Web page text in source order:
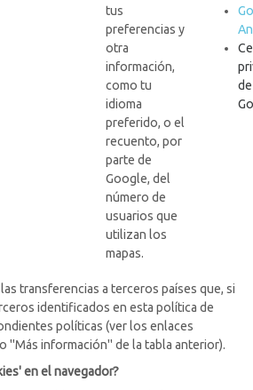
tus
preferencias y
otra
información,
como tu
idioma
preferido, o el
recuento, por
parte de
Google, del
número de
usuarios que
utilizan los
mapas.
de
transferencias a terceros países que, si
identificados en esta política de
políticas (ver los enlaces
"Más información" de la tabla anterior).
en el navegador?